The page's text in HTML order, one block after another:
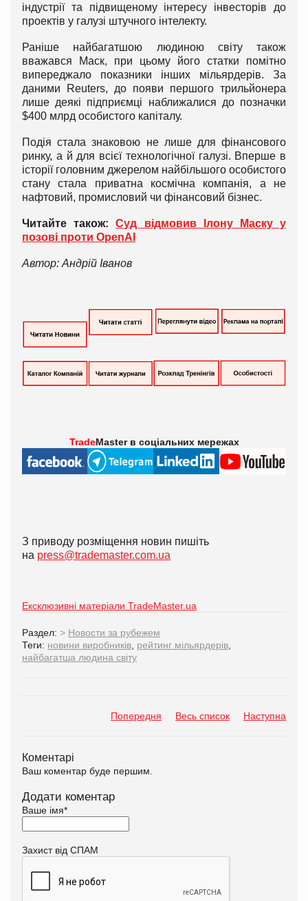
індустрії та підвищеному інтересу інвесторів до
проектів у галузі штучного інтелекту.
Раніше найбагатшою людиною світу також
вважався Маск, при цьому його статки помітно
випереджало показники інших мільярдерів. За
даними Reuters, до появи першого трильйонера
лише деякі підприємці наближалися до позначки
$400 млрд особистого капіталу.
Подія стала знаковою не лише для фінансового
ринку, а й для всієї технологічної галузі. Вперше в
історії головним джерелом найбільшого особистого
стану стала приватна космічна компанія, а не
нафтовий, промисловий чи фінансовий бізнес.
Читайте також:Суд відмовив Ілону Маску у
позові проти OpenAI
Автор: Андрій Іванов
TradeMaster в соціальних мережах
З приводу розміщення новин пишіть
на press@trademaster.com.ua
Ексклюзивні матеріали TradeMaster.ua
Раздел: > Новости за рубежем
Теги: новини виробників рейтинг мільярдерів
найбагатша людина світу
Попередня Весь список Наступна
Коментарі
Ваш коментар буде першим.
Додати коментар
Ваше імя*
Захист від СПАМ